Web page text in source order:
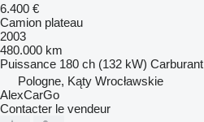
6.400 €
Camion plateau
2003
480.000 km
Puissance 180 ch (132 kW) Carburant
Pologne, Kąty Wrocławskie
AlexCarGo
Contacter le vendeur